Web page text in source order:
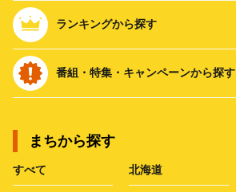
ランキングから探す
番組・特集・キャンペーンから探す
まちから探す
すべて 北海道